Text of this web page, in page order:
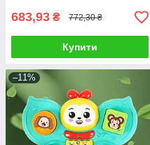
683,93 ₴ 772,30 ₴
Купити
–11%